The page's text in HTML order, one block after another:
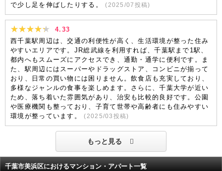
で少し足を伸ばしたりする。
(2025/07 投稿)
4.33
西千葉駅周辺は、交通の利便性が高く、生活環境が整った住み
やすいエリアです。JR総武線を利用すれば、千葉駅まで1駅、
都内へもスムーズにアクセスでき、通勤・通学に便利です。ま
た、駅周辺にはスーパーやドラッグストア、コンビニが揃って
おり、日常の買い物には困りません。飲食店も充実しており、
多様なジャンルの食事を楽しめます。さらに、千葉大学が近い
ため、落ち着いた雰囲気があり、治安も比較的良好です。公園
や医療機関も整っており、子育て世帯や高齢者にも住みやすい
環境が整っています。
(2025/03 投稿)
もっと見る
千葉市美浜区におけるマンション・アパート一覧